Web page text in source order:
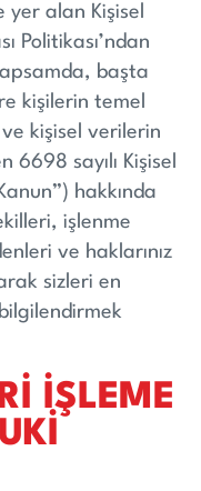
yer alan Kişisel
Politikası’ndan
başta
kişilerin temel
kişisel verilerin
6698 sayılı Kişisel
hakkında
işlenme
ve haklarınız
sizleri en
İŞLEME